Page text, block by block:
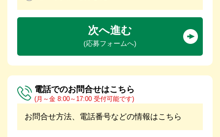
次へ進む
(応募フォームへ)
電話でのお問合せはこちら
(月～金 8:00～17:00 受付可能です)
お問合せ方法、電話番号などの情報はこちら